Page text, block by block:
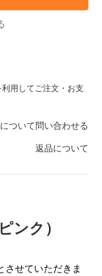
用してご注文・お支
ついて問い合わせる
返品について
ンク）
せていただきま